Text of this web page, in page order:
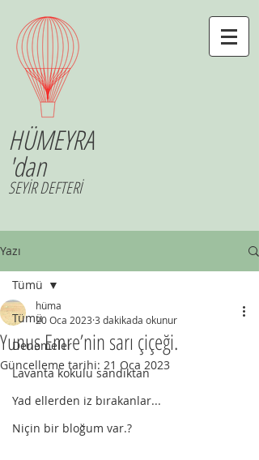
HÜMEYRA
'dan
SEYİR DEFTERİ
Yazı
Tümü
Denemeler
Lavanta kokulu sandıktan
Yad ellerden iz bırakanlar...
Niçin bir bloğum var.?
Tümü
Yunus Emre’nin sarı çiçeği.
hüma
20 Oca 2023 3 dakikada okunur
Güncelleme tarihi: 21 Oca 2023